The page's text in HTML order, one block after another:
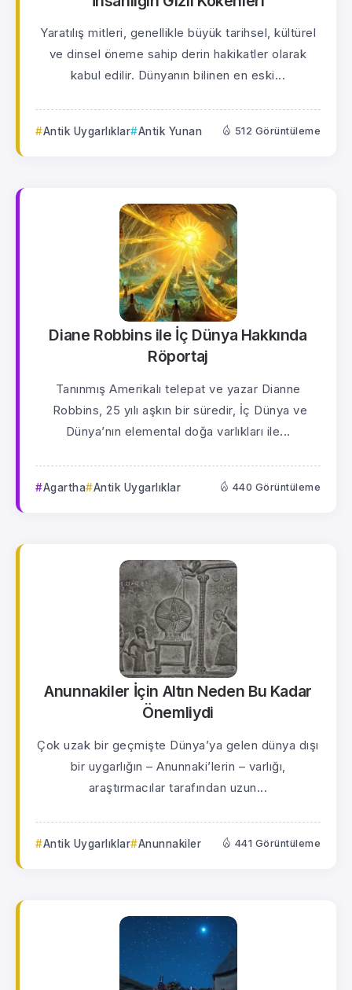
Yaratılış mitleri, genellikle büyük tarihsel, kültürel
ve dinsel öneme sahip derin hakikatler olarak
kabul edilir. Dünyanın bilinen en eski...
Antik Uygarlıklar Antik Yunan 512 Görüntüleme
Diane Robbins ile İç Dünya Hakkında
Röportaj
Tanınmış Amerikalı telepat ve yazar Dianne
Robbins, 25 yılı aşkın bir süredir, İç Dünya ve
Dünya’nın elemental doğa varlıkları ile...
Agartha Antik Uygarlıklar 440 Görüntüleme
Anunnakiler İçin Altın Neden Bu Kadar
Önemliydi
Çok uzak bir geçmişte Dünya’ya gelen dünya dışı
bir uygarlığın – Anunnaki’lerin – varlığı,
araştırmacılar tarafından uzun...
Antik Uygarlıklar Anunnakiler 441 Görüntüleme